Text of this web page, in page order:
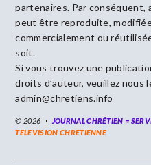
partenaires. Par conséquent,
peut être reproduite,
commercialement ou
soit.
Si vous trouvez une
droits d’auteur, veuillez nous
admin@chretiens.info
© 2026 JOURNAL CHRÉTIEN =
TELEVISION CHRETIENNE